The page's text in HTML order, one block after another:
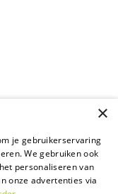
×
je gebruikerservaring
We gebruiken ook
personaliseren van
onze advertenties via